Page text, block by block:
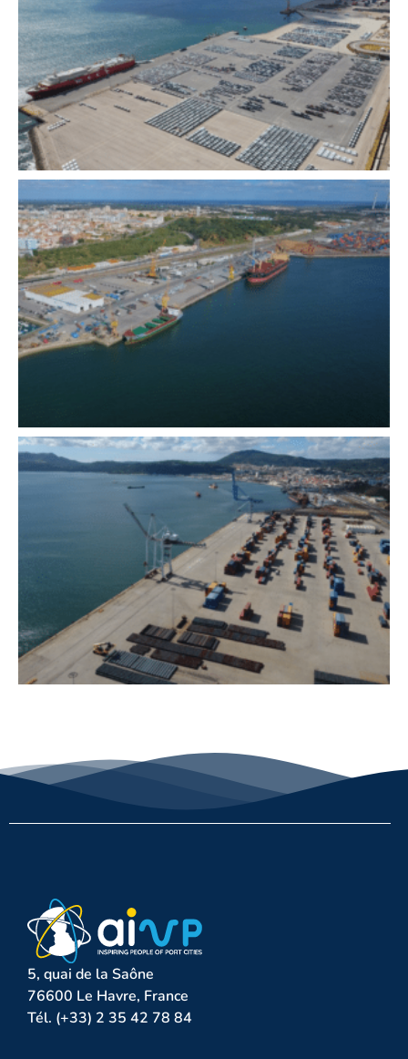
5, quai de la Saône
76600 Le Havre, France
Tél. (+33) 2 35 42 78 84